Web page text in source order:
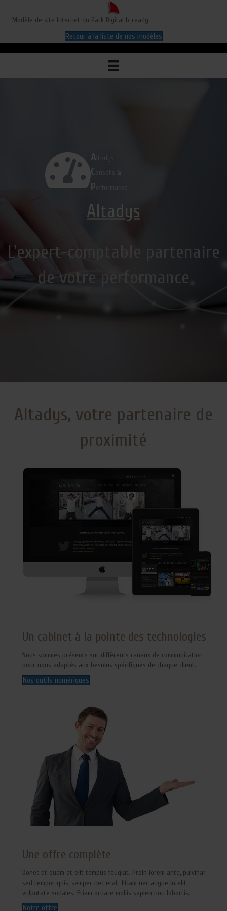
Modèle de site Internet du Pack Digital b-ready
Retour à la liste de nos modèles
Altadys
Conseils &
Performance
Altadys
L'expert-comptable partenaire
de votre performance
Altadys, votre partenaire de
proximité
Un cabinet à la pointe des technologies
Nous sommes présents sur différents canaux de communication
pour nous adaptés aux besoins spécifiques de chaque client.
Nos outils numériques
Une offre complète
Donec et quam at elit tempus feugiat. Proin lorem ante, pulvinar
sed tempor quis, semper nec erat. Etiam nec augue in elit
vulputate sodales. Etiam ornare mollis sapien non lobortis.
Notre offre